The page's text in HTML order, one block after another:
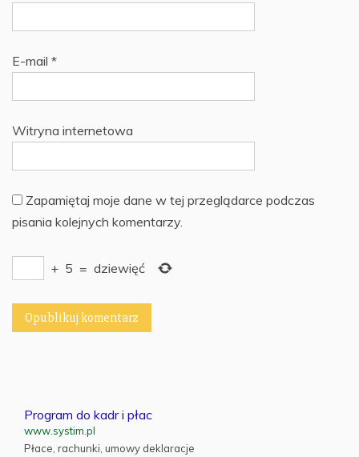
E-mail *
Witryna internetowa
Zapamiętaj moje dane w tej przeglądarce podczas
pisania kolejnych komentarzy.
+ 5 = dziewięć
Program do kadr i płac
www.systim.pl
Płace, rachunki, umowy deklaracje